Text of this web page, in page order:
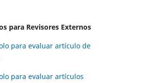
para Revisores Externos
para evaluar artículo de
para evaluar artículos